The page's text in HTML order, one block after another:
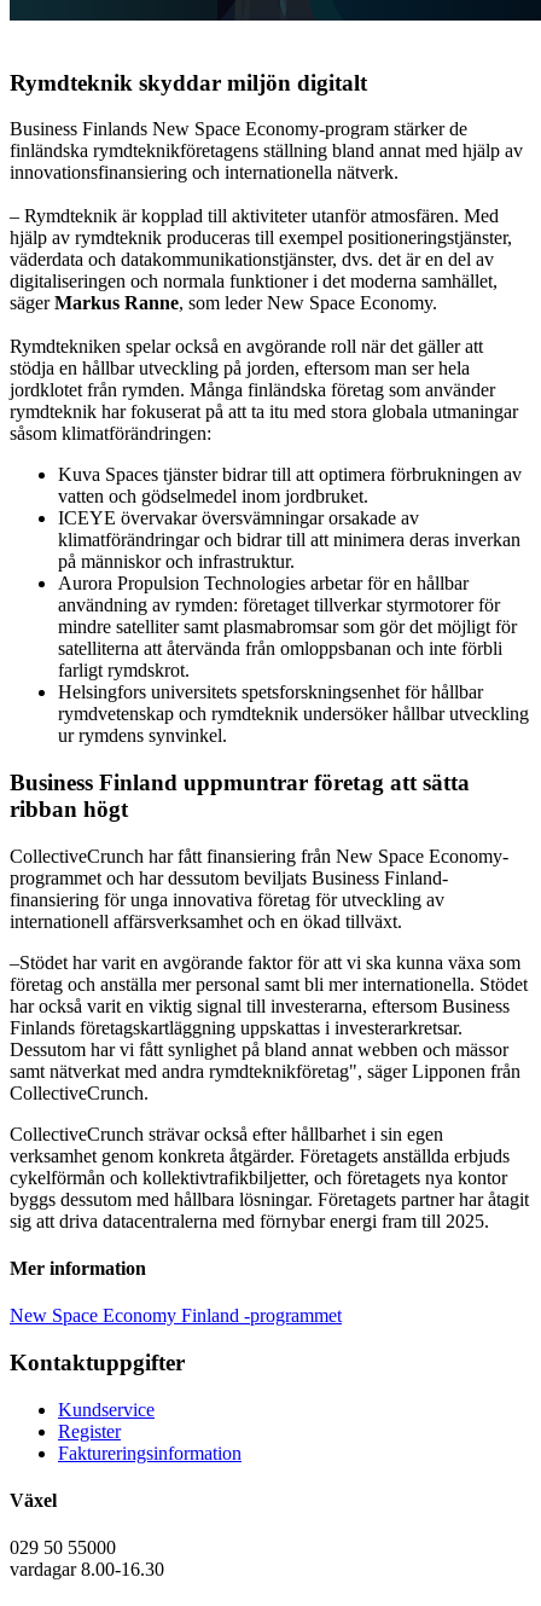
Rymdteknik skyddar miljön digitalt
Business Finlands New Space Economy-program stärker de
finländska rymdteknikföretagens ställning bland annat med hjälp av
innovationsfinansiering och internationella nätverk.
– Rymdteknik är kopplad till aktiviteter utanför atmosfären. Med
hjälp av rymdteknik produceras till exempel positioneringstjänster,
väderdata och datakommunikationstjänster, dvs. det är en del av
digitaliseringen och normala funktioner i det moderna samhället,
sägerMarkus Ranne, som leder New Space Economy.
Rymdtekniken spelar också en avgörande roll när det gäller att
stödja en hållbar utveckling på jorden, eftersom man ser hela
jordklotet från rymden. Många finländska företag som använder
rymdteknik har fokuserat på att ta itu med stora globala utmaningar
såsom klimatförändringen:
Kuva Spaces tjänster bidrar till att optimera förbrukningen av
vatten och gödselmedel inom jordbruket.
ICEYE övervakar översvämningar orsakade av
klimatförändringar och bidrar till att minimera deras inverkan
på människor och infrastruktur.
Aurora Propulsion Technologies arbetar för en hållbar
användning av rymden: företaget tillverkar styrmotorer för
mindre satelliter samt plasmabromsar som gör det möjligt för
satelliterna att återvända från omloppsbanan och inte förbli
farligt rymdskrot.
Helsingfors universitets spetsforskningsenhet för hållbar
rymdvetenskap och rymdteknik undersöker hållbar utveckling
ur rymdens synvinkel.
Business Finland uppmuntrar företag att sätta
ribban högt
CollectiveCrunch har fått finansiering från New Space Economy-
programmet och har dessutom beviljats Business Finland-
finansiering för unga innovativa företag för utveckling av
internationell affärsverksamhet och en ökad tillväxt.
–Stödet har varit en avgörande faktor för att vi ska kunna växa som
företag och anställa mer personal samt bli mer internationella. Stödet
har också varit en viktig signal till investerarna, eftersom Business
Finlands företagskartläggning uppskattas i investerarkretsar.
Dessutom har vi fått synlighet på bland annat webben och mässor
samt nätverkat med andra rymdteknikföretag", säger Lipponen från
CollectiveCrunch.
CollectiveCrunch strävar också efter hållbarhet i sin egen
verksamhet genom konkreta åtgärder. Företagets anställda erbjuds
cykelförmån och kollektivtrafikbiljetter, och företagets nya kontor
byggs dessutom med hållbara lösningar. Företagets partner har åtagit
sig att driva datacentralerna med förnybar energi fram till 2025.
Mer information
New Space Economy Finland -programmet
Kontaktuppgifter
Kundservice
Register
Faktureringsinformation
Växel
029 50 55000
vardagar 8.00-16.30